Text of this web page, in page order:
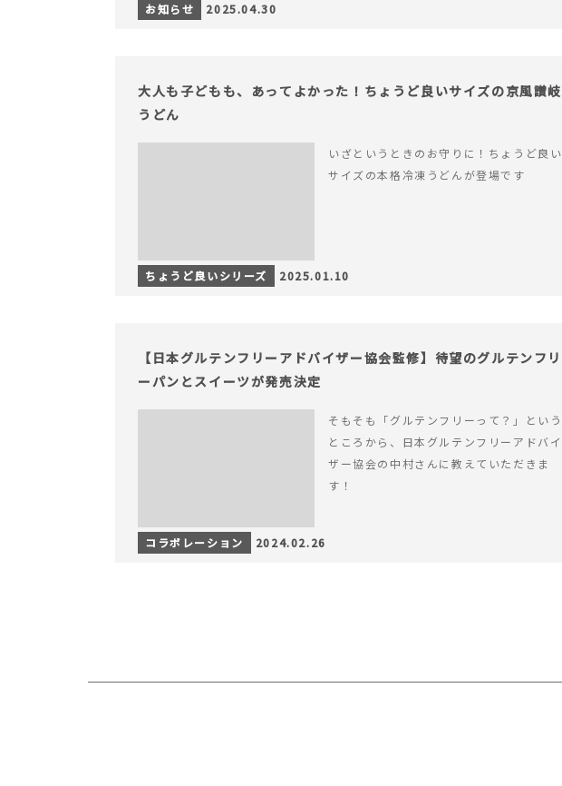
お知らせ 2025.04.30
大人も子どもも、あってよかった！ちょうど良いサイズの京風讃岐
うどん
いざというときのお守りに！ちょうど良い
サイズの本格冷凍うどんが登場です
ちょうど良いシリーズ 2025.01.10
【日本グルテンフリーアドバイザー協会監修】待望のグルテンフリ
ーパンとスイーツが発売決定
そもそも「グルテンフリーって？」という
ところから、日本グルテンフリーアドバイ
ザー協会の中村さんに教えていただきま
す！
コラボレーション 2024.02.26